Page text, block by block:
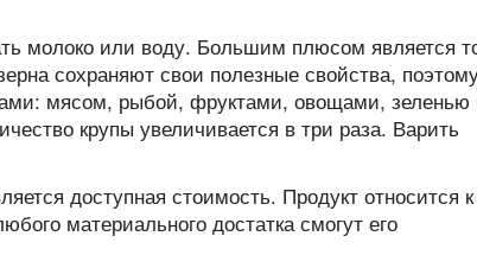
молоко или воду. Большим плюсом является
сохраняют свои полезные свойства,
мясом, рыбой, фруктами, овощами, зеленью
крупы увеличивается в три раза. Варить
доступная стоимость. Продукт относится к
материального достатка смогут его